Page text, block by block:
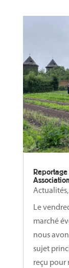
Actualités,
Le
marché
nous
sujet
reçu pour